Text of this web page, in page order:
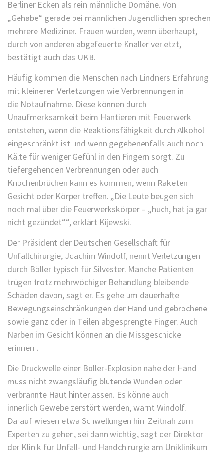
Berliner Ecken als rein männliche Domäne. Von
„Gehabe“ gerade bei männlichen Jugendlichen sprechen
mehrere Mediziner. Frauen würden, wenn überhaupt,
durch von anderen abgefeuerte Knaller verletzt,
bestätigt auch das UKB.
Häufig kommen die Menschen nach Lindners Erfahrung
mit kleineren Verletzungen wie Verbrennungen in
die Notaufnahme. Diese können durch
Unaufmerksamkeit beim Hantieren mit Feuerwerk
entstehen, wenn die Reaktionsfähigkeit durch Alkohol
eingeschränkt ist und wenn gegebenenfalls auch noch
Kälte für weniger Gefühl in den Fingern sorgt. Zu
tiefergehenden Verbrennungen oder auch
Knochenbrüchen kann es kommen, wenn Raketen
Gesicht oder Körper treffen. „Die Leute beugen sich
noch mal über die Feuerwerkskörper – „huch, hat ja gar
nicht gezündet““, erklärt Kijewski.
Der Präsident der Deutschen Gesellschaft für
Unfallchirurgie, Joachim Windolf, nennt Verletzungen
durch Böller typisch für Silvester. Manche Patienten
trügen trotz mehrwöchiger Behandlung bleibende
Schäden davon, sagt er. Es gehe um dauerhafte
Bewegungseinschränkungen der Hand und gebrochene
sowie ganz oder in Teilen abgesprengte Finger. Auch
Narben im Gesicht können an die Missgeschicke
erinnern.
Die Druckwelle einer Böller-Explosion nahe der Hand
muss nicht zwangsläufig blutende Wunden oder
verbrannte Haut hinterlassen. Es könne auch
innerlich Gewebe zerstört werden, warnt Windolf.
Darauf wiesen etwa Schwellungen hin. Zeitnah zum
Experten zu gehen, sei dann wichtig, sagt der Direktor
der Klinik für Unfall- und Handchirurgie am Uniklinikum